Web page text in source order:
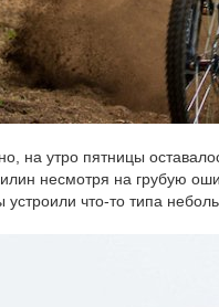
на утро пятницы
несмотря на грубую
что-то типа